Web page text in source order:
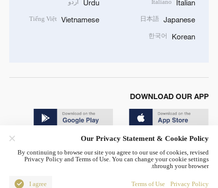
Italian
Japanese
日本語
Korean
한국어
Urdu
Vietnamese
Tiếng Việt
DOWNLOAD OUR APP
© China Radio International.CRI. All Rights Reserved. 16A
Our Privacy Statement & Cookie Policy
By continuing to browse our site you agree to our use of cookies, revised
Privacy Policy and Terms of Use. You can change your cookie settings
through your browser.
Privacy Policy
Terms of Use
I agree